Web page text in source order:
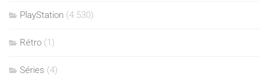
PlayStation (4 530)
Rétro (1)
Séries (4)